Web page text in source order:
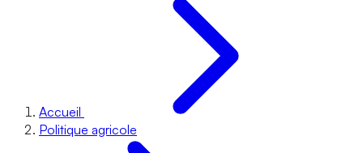
Accueil
Politique agricole